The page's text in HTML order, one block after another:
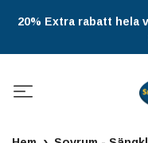
20% Extra rabatt hela